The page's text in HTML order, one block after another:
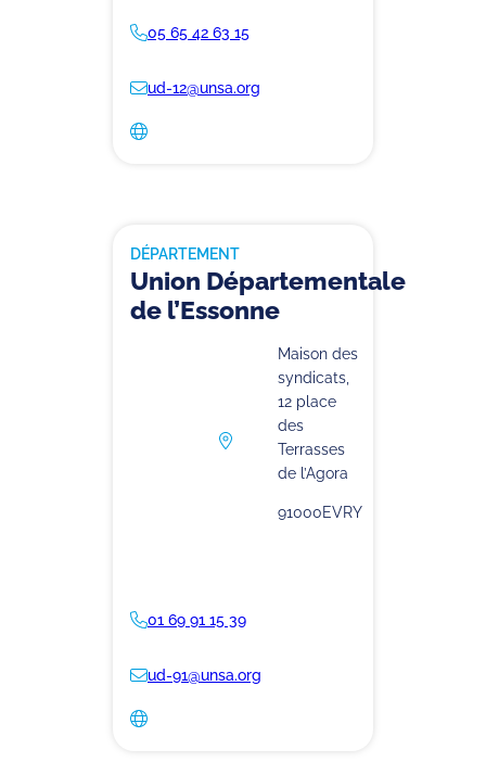
05 65 42 63 15
ud-12@unsa.org
DÉPARTEMENT
Union Départementale
de l’Essonne
Maison des
syndicats,
12 place
des
Terrasses
de l’Agora
91000EVRY
01 69 91 15 39
ud-91@unsa.org